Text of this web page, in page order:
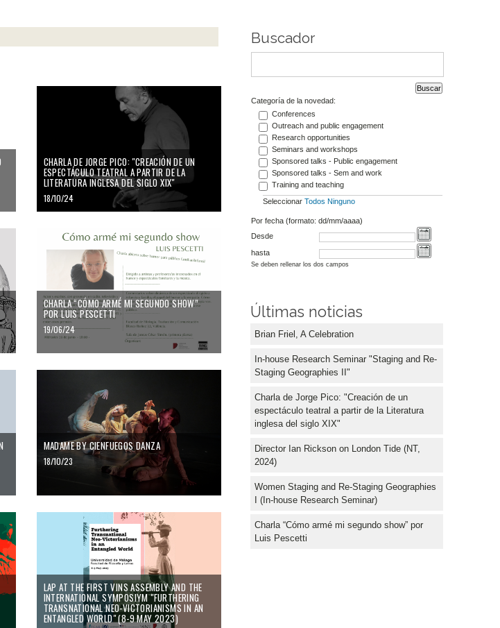
Charla de Jorge Pico: "Creación de un espectáculo teatral a partir de la Literatura inglesa del siglo XIX"
CHARLA DE JORGE PICO: "CREACIÓN DE UN
ESPECTÁCULO TEATRAL A PARTIR DE LA
LITERATURA INGLESA DEL SIGLO XIX"
18/10/24
(In-house Research Seminar)
CHARLA “CÓMO ARMÉ MI SEGUNDO SHOW”
POR LUIS PESCETTI
19/06/24
Arias DoblasMadame by Cienfuegos Danza
MADAME BY CIENFUEGOS DANZA
18/10/23
LAP at the First VINS Assembly and the International Symposiym "Furthering Transnational Neo-Victorianisms in an
LAP AT THE FIRST VINS ASSEMBLY AND THE
INTERNATIONAL SYMPOSIYM "FURTHERING
TRANSNATIONAL NEO-VICTORIANISMS IN AN
ENTANGLED WORLD" (8-9 MAY 2023)
Buscador
Categoría de la novedad:
Conferences
Outreach and public engagement
Research opportunities
Seminars and workshops
Sponsored talks - Public engagement
Sponsored talks - Sem and work
Training and teaching
Seleccionar Todos Ninguno
Por fecha (formato: dd/mm/aaaa)
Desde
hasta
Se deben rellenar los dos campos
Últimas noticias
Brian Friel, A Celebration
In-house Research Seminar "Staging and Re-
Staging Geographies II"
Charla de Jorge Pico: "Creación de un
espectáculo teatral a partir de la Literatura
inglesa del siglo XIX"
Director Ian Rickson on London Tide (NT,
2024)
Women Staging and Re-Staging Geographies
I (In-house Research Seminar)
Charla “Cómo armé mi segundo show” por
Luis Pescetti